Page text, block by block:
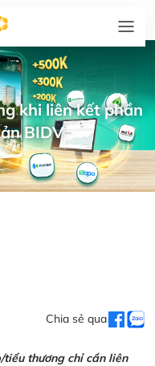
khi liên kết phần
BIDV
Chia sẻ qua
tiểu thương chỉ cần liên